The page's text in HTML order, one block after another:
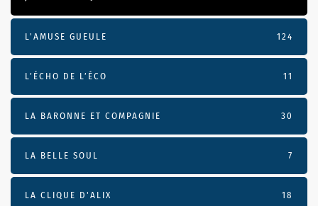
L'AMUSE GUEULE 124
L’ÉCHO DE L’ÉCO 11
LA BARONNE ET COMPAGNIE 30
LA BELLE SOUL 7
LA CLIQUE D'ALIX 18